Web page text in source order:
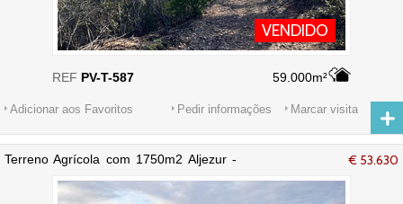
VENDIDO
59.000m²
REF PV-T-587
Adicionar aos Favoritos Marcar visita
Pedir informações
€ 53.630
Terreno Agrícola com 1750m2 Aljezur -